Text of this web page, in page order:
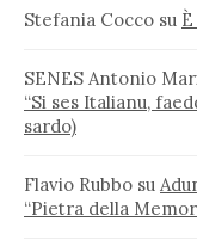
Stefania Cocco su
SENES Antonio
“Si ses Italianu,
sardo)
Flavio Rubbo su
“Pietra della